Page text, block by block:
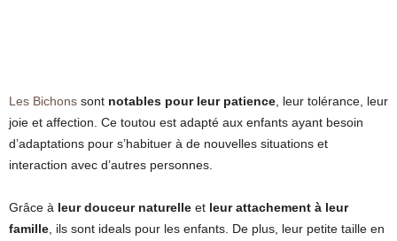
Les Bichons sont notables pour leur patience , leur tolérance, leur
joie et affection. Ce toutou est adapté aux enfants ayant besoin
d’adaptations pour s’habituer à de nouvelles situations et
interaction avec d’autres personnes.
Grâce à leur douceur naturelle et leur attachement à leur
famille , ils sont ideals pour les enfants. De plus, leur petite taille en